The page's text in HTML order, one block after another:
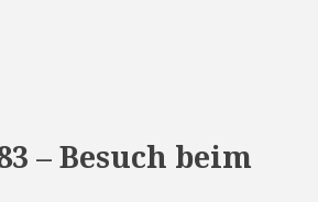
– Besuch beim